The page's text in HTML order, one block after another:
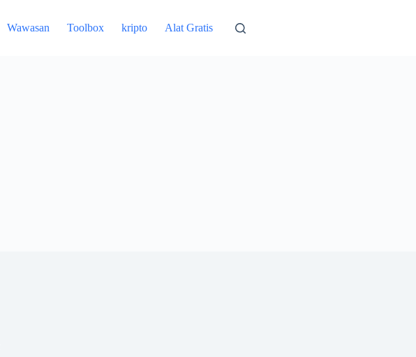
Wawasan Toolbox kripto Alat Gratis